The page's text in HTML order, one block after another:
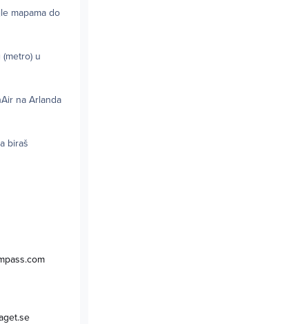
mapama do
u
na Arlanda
biraš